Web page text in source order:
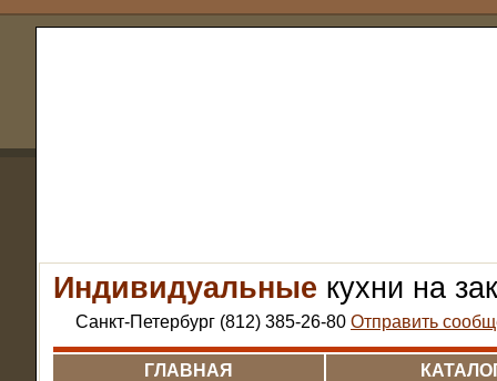
Индивидуальные кухни на
Санкт-Петербург (812) 385-26-80 Отправить
ГЛАВНАЯ